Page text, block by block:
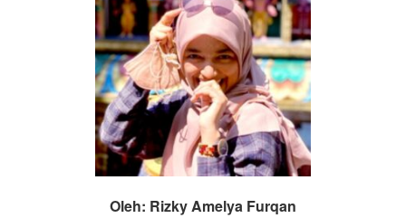
Oleh: Rizky Amelya Furqan